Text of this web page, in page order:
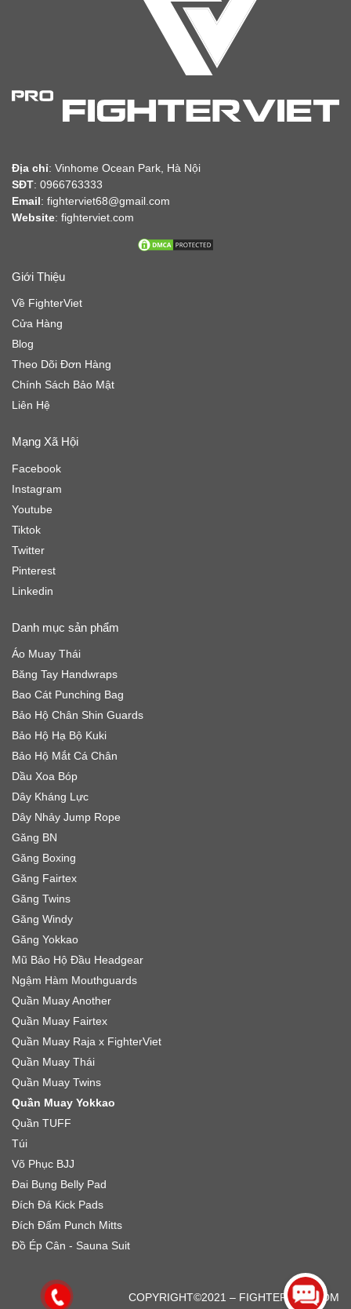
Địa chỉ: Vinhome Ocean Park, Hà Nội
SĐT: 0966763333
Email: fighterviet68@gmail.com
Website: fighterviet.com
Giới Thiệu
Về FighterViet
Cửa Hàng
Blog
Theo Dõi Đơn Hàng
Chính Sách Bảo Mật
Liên Hệ
Mạng Xã Hội
Facebook
Instagram
Youtube
Tiktok
Twitter
Pinterest
Linkedin
Danh mục sản phẩm
Áo Muay Thái
Băng Tay Handwraps
Bao Cát Punching Bag
Bảo Hộ Chân Shin Guards
Bảo Hộ Hạ Bộ Kuki
Bảo Hộ Mắt Cá Chân
Dầu Xoa Bóp
Dây Kháng Lực
Dây Nhảy Jump Rope
Găng BN
Găng Boxing
Găng Fairtex
Găng Twins
Găng Windy
Găng Yokkao
Mũ Bảo Hộ Đầu Headgear
Ngậm Hàm Mouthguards
Quần Muay Another
Quần Muay Fairtex
Quần Muay Raja x FighterViet
Quần Muay Thái
Quần Muay Twins
Quần Muay Yokkao
Quần TUFF
Túi
Võ Phục BJJ
Đai Bụng Belly Pad
Đích Đá Kick Pads
Đích Đấm Punch Mitts
Đồ Ép Cân - Sauna Suit
FarmBackyard
COPYRIGHT©2021 – FIGHTERVIET.COM